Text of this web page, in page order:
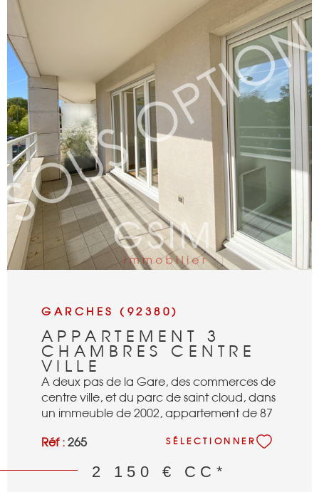
GARCHES (92380)
APPARTEMENT 3
CHAMBRES CENTRE
VILLE
A deux pas de la Gare, des commerces de
centre ville, et du parc de saint cloud, dans
un immeuble de 2002, appartement de 87
de 31 m² avec grand balcon, d'une cuisine
d'une salle de douches, d'une salle de
Réf : 265 SÉLECTIONNER
2 150 € CC*
VOIR LE BIEN